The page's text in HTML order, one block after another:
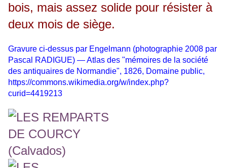
bois, mais assez solide pour résister à
deux mois de siège.
Gravure ci-dessus par Engelmann (photographie 2008 par
Pascal RADIGUE) — Atlas des "mémoires de la société
des antiquaires de Normandie", 1826, Domaine public,
https://commons.wikimedia.org/w/index.php?
curid=4419213